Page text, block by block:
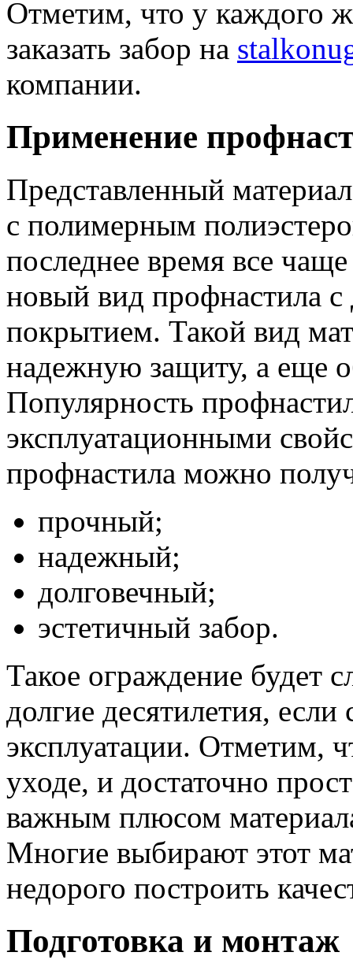
Отметим, что у каждого
заказать забор на
компании.
Применение
Представленный
с полимерным
последнее время все
новый вид профнастила
покрытием. Такой вид
надежную защиту, а еще
Популярность
эксплуатационными
профнастила можно
прочный;
надежный;
долговечный;
эстетичный забор.
Такое ограждение будет
долгие десятилетия,
эксплуатации. Отметим,
уходе, и достаточно
важным плюсом
Многие выбирают этот
недорого построить
Подготовка и монтаж